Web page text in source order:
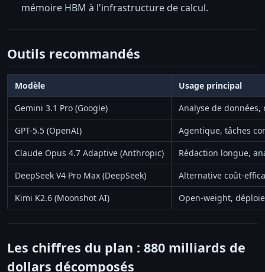
mémoire HBM à l'infrastructure de calcul.
Outils recommandés
Modèle
Usage principal
Gemini 3.1 Pro (Google)
Analyse de
GPT-5.5 (OpenAI)
Agentique, tâches
Claude Opus 4.7 Adaptive (Anthropic)
Rédaction longue,
DeepSeek V4 Pro Max (DeepSeek)
Alternative coût-
Kimi K2.6 (Moonshot AI)
Open-weight,
Les chiffres du plan : 880 milliards de
dollars décomposés